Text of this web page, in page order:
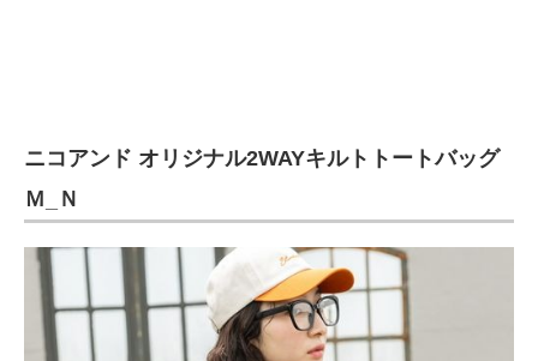
ニコアンド オリジナル2WAYキルトトートバッグ
Ｍ_Ｎ